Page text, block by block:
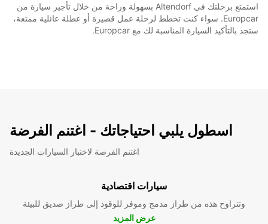
استمتع برحلتك في Altendorf بسهولة وراحة من خلال تأجير سيارة من
Europcar. سواء كنت تخطط لرحلة عمل قصيرة أو عطلة عائلية ممتعة،
ستجد بالتأكيد السيارة المناسبة لك مع Europcar.
اسطول يلبي احتياجاتك - اغتنم الفرضة
اغتنم الفرصة لاختبار السيارات الجديدة
سيارات اقتصادية
وتتراوح هذه من طراز مدمج وموفر للوقود إلى طراز صديق للبيئة
عرض المزيد